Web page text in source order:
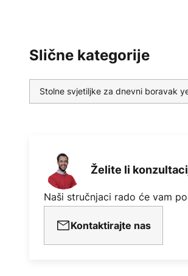
Slične kategorije
Stolne svjetiljke za dnevni boravak
Želite li
Naši stručnjaci rado će vam
Kontaktirajte nas